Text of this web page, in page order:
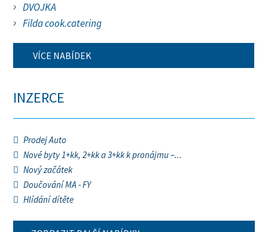
DVOJKA
Filda cook.catering
VÍCE NABÍDEK
INZERCE
Prodej Auto
Nové byty 1+kk, 2+kk a 3+kk k pronájmu –...
Nový začátek
Doučování MA - FY
Hlídání dítěte